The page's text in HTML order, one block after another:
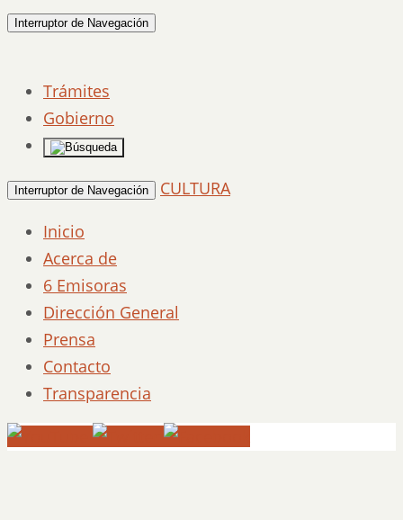
Interruptor de Navegación
Trámites
Gobierno
Interruptor de Navegación
CULTURA
Inicio
Acerca de
6 Emisoras
Dirección General
Prensa
Contacto
Transparencia